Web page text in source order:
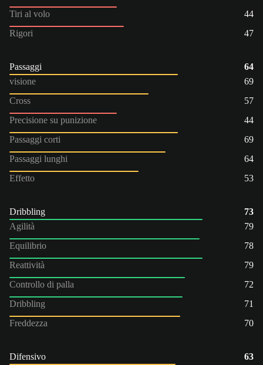
Tiri al volo
44
Rigori
47
Passaggi
64
visione
69
Cross
57
Precisione su punizione
44
Passaggi corti
69
Passaggi lunghi
64
Effetto
53
Dribbling
73
Agilità
79
Equilibrio
78
Reattività
79
Controllo di palla
72
Dribbling
71
Freddezza
70
Difensivo
63